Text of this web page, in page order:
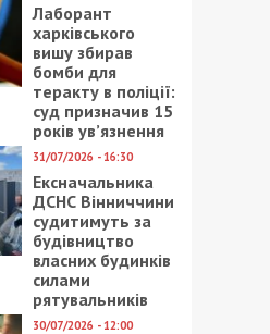
Лаборант
харківського
вишу збирав
бомби для
теракту в поліції:
суд призначив 15
років ув’язнення
31/07/2026 - 16:30
Ексначальника
ДСНС Вінниччини
судитимуть за
будівництво
власних будинків
силами
рятувальників
30/07/2026 - 12:00